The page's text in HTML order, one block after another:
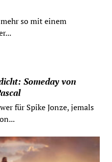
so mit einem
Someday von
für Spike Jonze, jemals